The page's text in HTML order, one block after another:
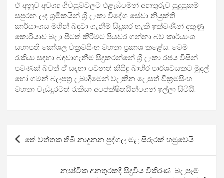
ඒ අනුව අවශ්‍ය ගිවිසුම්වලට එළැඹීමෙන් අනතුරුව සුදුසුකම්
සපුරන ලද ශ්‍රමිකයින් ශ්‍රි ලංකා විදේශ සේවා නියුක්ති
කාර්යාංශය මගින් බඳවා ගැනීම් සිදුකර හැකි ඉක්මණින් දකුණු
කොරියාව බලා පිටත් කිරීමට පියවර ගන්නා බව කාර්යාංශ
සභාපති කෝශල වික්‍රමසිංහ මහතා ප්‍රකාශ කළේය. මෙම
රැකියා සඳහා බඳවාගැනීම සිදුකරන්නේ ශ්‍රි ලංකා රජය විසින්
පමණක් බවත් ඒ සඳහා වෙනත් කිසිඳු බාහිර පාර්ශවයකට මුදල්
හෝ ගමන් බලපත්‍ර ලබාදීමෙන් වලකින ලෙසත් වික්‍රමසිංහ
මහතා වැඩිදුරටත් රැකියා අපේක්ෂිතයින්ගෙන් ඉල්ලා සිටියි.
Post
navigation
තේ වත්තක තිබී නාදුනන පුද්ගල මළ සිරුරක් හමුවෙයි
න්‍යෂ්ටික අනතුරකදී සිදුවිය විකිරණ බලපෑම්